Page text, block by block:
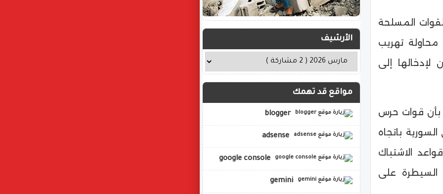
المسلحة
محاولة تهريب
إلى
قوات حرس
باتجاه
الاشتباك
السيطرة على
الأرشيف
مواقع قد تهمك
blogger